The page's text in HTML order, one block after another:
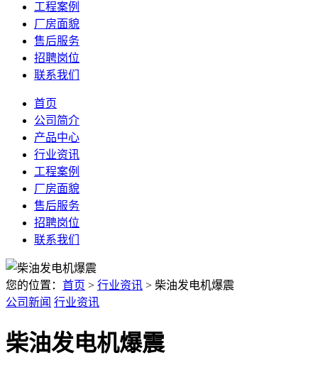
工程案例
厂房面貌
售后服务
招聘岗位
联系我们
首页
公司简介
产品中心
行业资讯
工程案例
厂房面貌
售后服务
招聘岗位
联系我们
您的位置： 首页 > 行业资讯 > 柴油发电机爆震
公司新闻 行业资讯
柴油发电机爆震